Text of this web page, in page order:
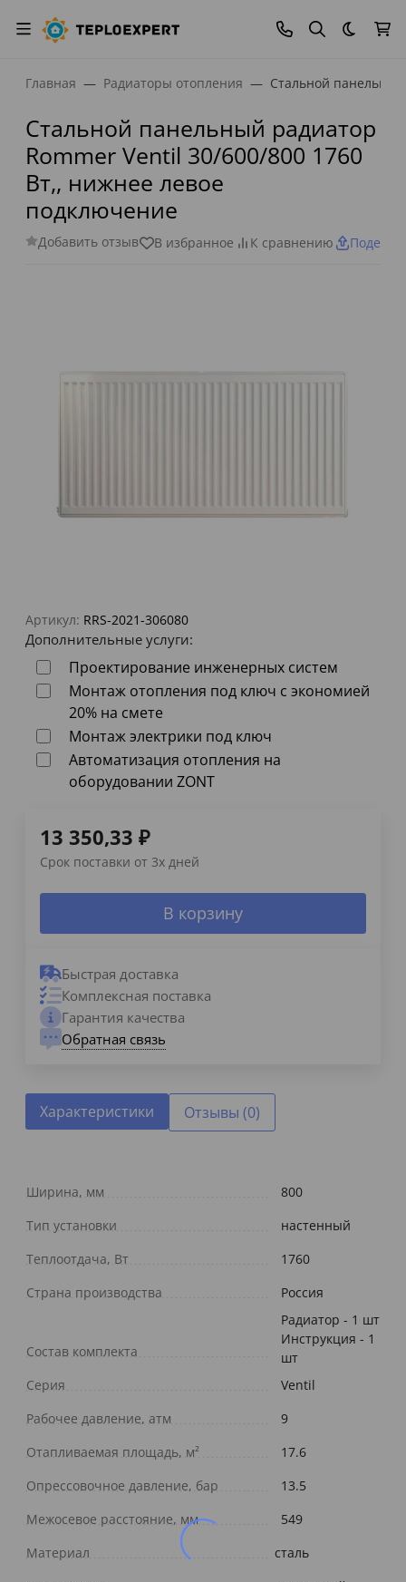
Темная
Главная Радиаторы отопления Стальной
Стальной панельный радиатор
Rommer Ventil 30/600/800 1760
Вт,, нижнее левое
подключение
Добавить отзыв В избранное К сравнению
Артикул: RRS-2021-306080
Дополнительные услуги:
Проектирование инженерных систем
Монтаж отопления под ключ с экономией
20% на смете
Монтаж электрики под ключ
Автоматизация отопления на
оборудовании ZONT
13 350,33 ₽
Срок поставки от 3х дней
В корзину
Быстрая доставка
Комплексная поставка
Гарантия качества
Обратная связь
Характеристики Отзывы (0)
Ширина, мм
800
Тип установки
настенный
Теплоотдача, Вт
1760
Страна производства
Россия
Состав комплекта
Радиатор - 1 шт
Инструкция - 1
шт
Серия
Ventil
Рабочее давление, атм
9
Отапливаемая площадь, м²
17.6
Опрессовочное давление, бар
13.5
Межосевое расстояние, мм
549
Материал
сталь